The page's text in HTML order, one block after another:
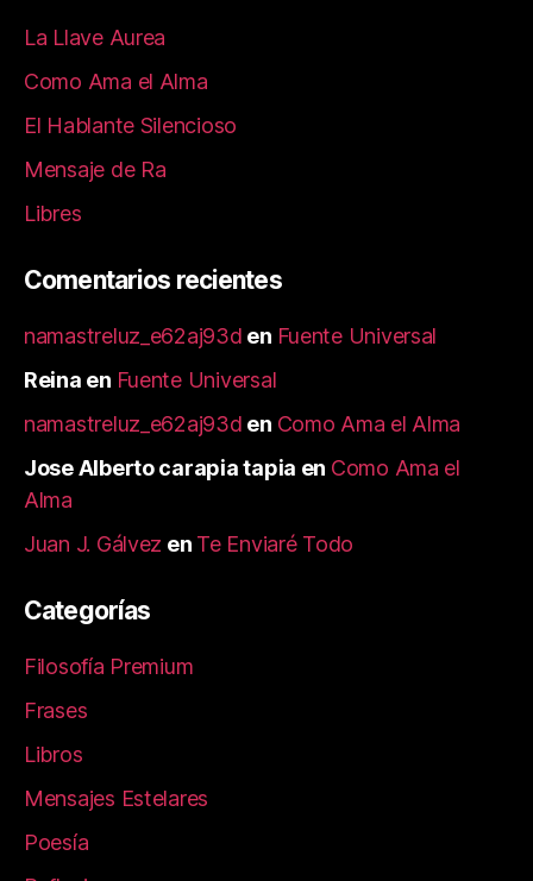
La Llave Aurea
Como Ama el Alma
El Hablante Silencioso
Mensaje de Ra
Libres
Comentarios recientes
namastreluz_e62aj93d en Fuente Universal
Reina en Fuente Universal
namastreluz_e62aj93d en Como Ama el Alma
Jose Alberto carapia tapia en Como Ama el
Alma
Juan J. Gálvez en Te Enviaré Todo
Categorías
Filosofía Premium
Frases
Libros
Mensajes Estelares
Poesía